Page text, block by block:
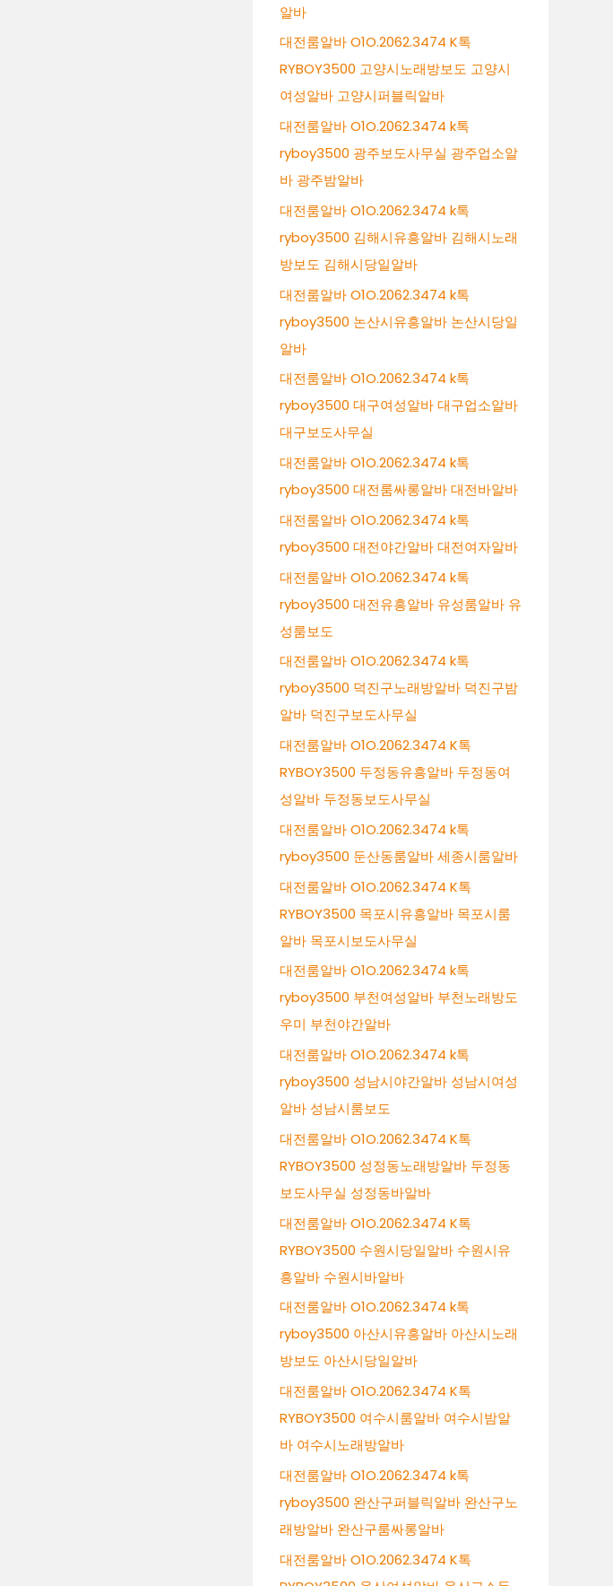
알바
대전룸알바 O1O.2062.3474 K톡
RYBOY3500 고양시노래방보도 고양시
여성알바 고양시퍼블릭알바
대전룸알바 O1O.2062.3474 k톡
ryboy3500 광주보도사무실 광주업소알
바 광주밤알바
대전룸알바 O1O.2062.3474 k톡
ryboy3500 김해시유흥알바 김해시노래
방보도 김해시당일알바
대전룸알바 O1O.2062.3474 k톡
ryboy3500 논산시유흥알바 논산시당일
알바
대전룸알바 O1O.2062.3474 k톡
ryboy3500 대구여성알바 대구업소알바
대구보도사무실
대전룸알바 O1O.2062.3474 k톡
ryboy3500 대전룸싸롱알바 대전바알바
대전룸알바 O1O.2062.3474 k톡
ryboy3500 대전야간알바 대전여자알바
대전룸알바 O1O.2062.3474 k톡
ryboy3500 대전유흥알바 유성룸알바 유
성룸보도
대전룸알바 O1O.2062.3474 k톡
ryboy3500 덕진구노래방알바 덕진구밤
알바 덕진구보도사무실
대전룸알바 O1O.2062.3474 K톡
RYBOY3500 두정동유흥알바 두정동여
성알바 두정동보도사무실
대전룸알바 O1O.2062.3474 k톡
ryboy3500 둔산동룸알바 세종시룸알바
대전룸알바 O1O.2062.3474 K톡
RYBOY3500 목포시유흥알바 목포시룸
알바 목포시보도사무실
대전룸알바 O1O.2062.3474 k톡
ryboy3500 부천여성알바 부천노래방도
우미 부천야간알바
대전룸알바 O1O.2062.3474 k톡
ryboy3500 성남시야간알바 성남시여성
알바 성남시룸보도
대전룸알바 O1O.2062.3474 K톡
RYBOY3500 성정동노래방알바 두정동
보도사무실 성정동바알바
대전룸알바 O1O.2062.3474 K톡
RYBOY3500 수원시당일알바 수원시유
흥알바 수원시바알바
대전룸알바 O1O.2062.3474 k톡
ryboy3500 아산시유흥알바 아산시노래
방보도 아산시당일알바
대전룸알바 O1O.2062.3474 K톡
RYBOY3500 여수시룸알바 여수시밤알
바 여수시노래방알바
대전룸알바 O1O.2062.3474 k톡
ryboy3500 완산구퍼블릭알바 완산구노
래방알바 완산구룸싸롱알바
대전룸알바 O1O.2062.3474 K톡